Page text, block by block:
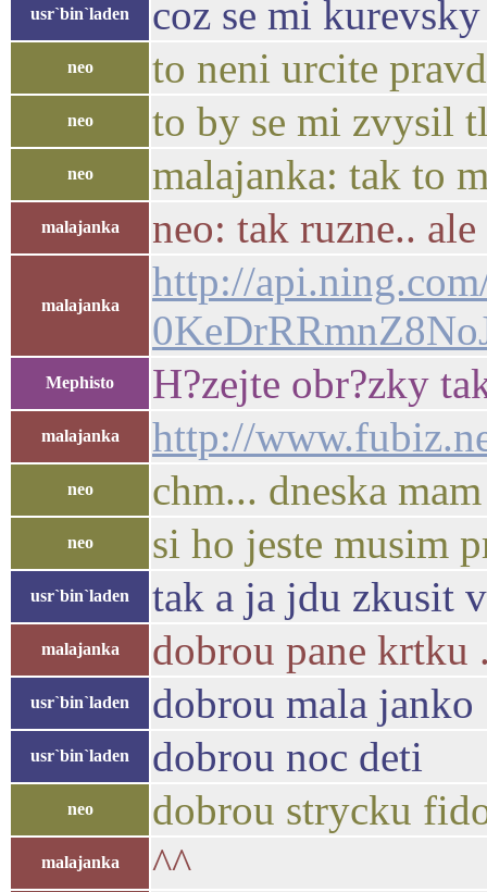
usr`bin`laden coz se mi
neo to neni urcite
neo to by se mi zvysil
neo malajanka: tak to
malajanka neo: tak ruzne..
malajanka
http://
Mephisto H?zejte obr?zky
malajanka http://
neo chm... dneska
neo si ho jeste musim
usr`bin`laden tak a ja jdu zkusit
malajanka dobrou pane krtku
usr`bin`laden dobrou mala janko
usr`bin`laden dobrou noc deti
neo dobrou strycku
malajanka ^^